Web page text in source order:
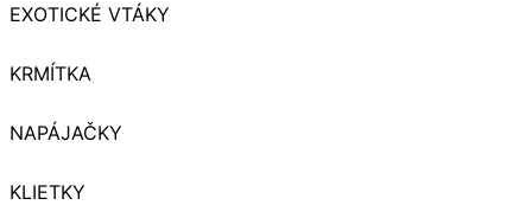
EXOTICKÉ VTÁKY
KRMÍTKA
NAPÁJAČKY
KLIETKY